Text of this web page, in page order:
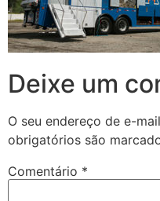
Deixe um
O seu endereço de e-
obrigatórios são
Comentário *